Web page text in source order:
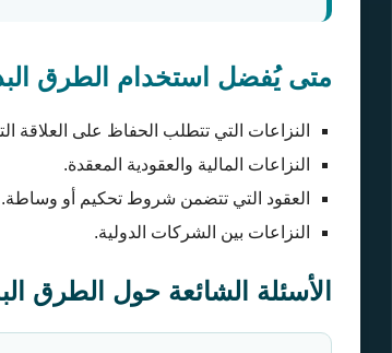
متى يُفضل استخدام الطرق
النزاعات التي تتطلب الحفاظ على العلاقة
النزاعات المالية والعقودية المعقدة.
العقود التي تتضمن شروط تحكيم أو وساطة.
النزاعات بين الشركات الدولية.
الأسئلة الشائعة حول الطرق